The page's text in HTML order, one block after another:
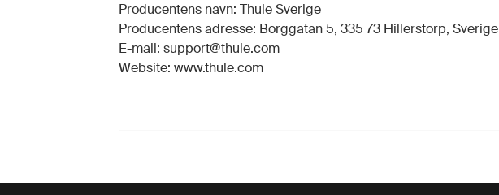
Producentens navn: Thule Sverige
Producentens adresse: Borggatan 5, 335 73 Hillerstorp, Sverige
E-mail: support@thule.com
Website: www.thule.com